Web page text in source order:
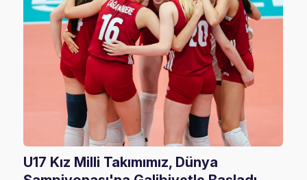
U17 Kız Milli Takımımız, Dünya